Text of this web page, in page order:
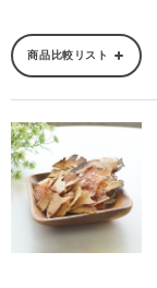
商品比較リスト